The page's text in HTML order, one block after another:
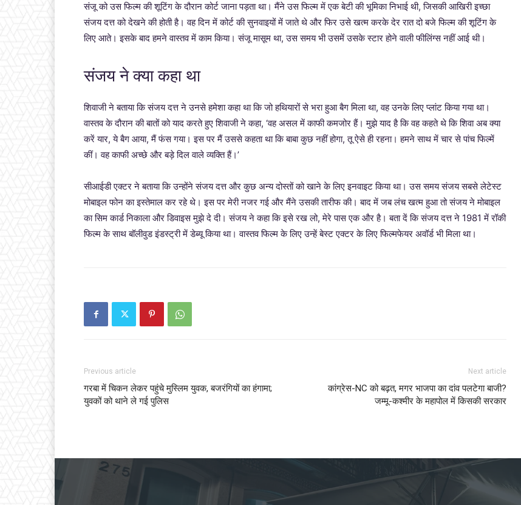
संजू को उस फिल्म की शूटिंग के दौरान कोर्ट जाना पड़ता था। मैंने उस फिल्म में एक बेटी की भूमिका निभाई थी, जिसकी आखिरी इच्छा
संजय दत्त को देखने की होती है। वह दिन में कोर्ट की सुनवाइयों में जाते थे और फिर उसे खत्म करके देर रात दो बजे फिल्म की शूटिंग के
लिए आते। इसके बाद हमने वास्तव में काम किया। संजू मासूम था, उस समय भी उसमें उसके स्टार होने वाली फीलिंग्स नहीं आई थी।
संजय ने क्या कहा था
शिवाजी ने बताया कि संजय दत्त ने उनसे हमेशा कहा था कि जो हथियारों से भरा हुआ बैग मिला था, वह उनके लिए प्लांट किया गया था।
वास्तव के दौरान की बातों को याद करते हुए शिवाजी ने कहा, ‘वह असल में काफी कमजोर हैं। मुझे याद है कि वह कहते थे कि शिवा अब क्या
करें यार, ये बैग आया, मैं फंस गया। इस पर मैं उससे कहता था कि बाबा कुछ नहीं होगा, तू ऐसे ही रहना। हमने साथ में चार से पांच फिल्में
कीं। वह काफी अच्छे और बड़े दिल वाले व्यक्ति हैं।’
सीआईडी एक्टर ने बताया कि उन्होंने संजय दत्त और कुछ अन्य दोस्तों को खाने के लिए इनवाइट किया था। उस समय संजय सबसे लेटेस्ट
मोबाइल फोन का इस्तेमाल कर रहे थे। इस पर मेरी नजर गई और मैंने उसकी तारीफ की। बाद में जब लंच खत्म हुआ तो संजय ने मोबाइल
का सिम कार्ड निकाला और डिवाइस मुझे दे दी। संजय ने कहा कि इसे रख लो, मेरे पास एक और है। बता दें कि संजय दत्त ने 1981 में रॉकी
फिल्म के साथ बॉलीवुड इंडस्ट्री में डेब्यू किया था। वास्तव फिल्म के लिए उन्हें बेस्ट एक्टर के लिए फिल्मफेयर अवॉर्ड भी मिला था।
Previous article
गरबा में चिकन लेकर पहुंचे मुस्लिम युवक, बजरंगियों का हंगामा;
युवकों को थाने ले गई पुलिस
Next article
कांग्रेस-NC को बढ़त, मगर भाजपा का दांव पलटेगा बाजी?
जम्मू-कश्मीर के महापोल में किसकी सरकार